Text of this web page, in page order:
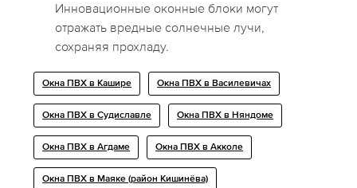
Инновационные оконные блоки могут
отражать вредные солнечные лучи,
сохраняя прохладу.
Окна ПВХ в Кашире Окна ПВХ в Василевичах
Окна ПВХ в Судиславле Окна ПВХ в Няндоме
Окна ПВХ в Агдаме Окна ПВХ в Акколе
Окна ПВХ в Маяке (район Кишинёва)